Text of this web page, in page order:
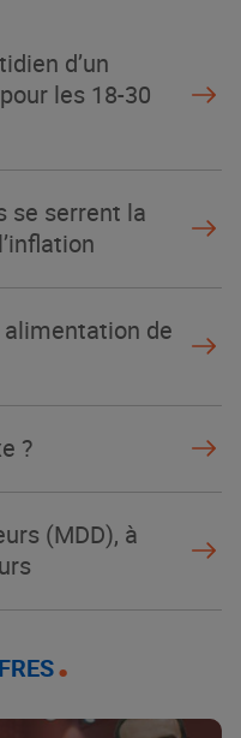
d’un
les 18-30
se serrent la
de
?
(MDD), à